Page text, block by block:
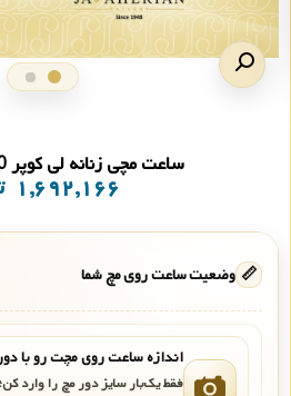
ساعت مچی زنانه لی کوپر LC06946.590
۱,۶۹۲,۱۶۶
📏 وضعیت ساعت روی مچ شما
اندازه ساعت روی مچت رو با
فقط یک‌بار سایز دور مچ را وارد